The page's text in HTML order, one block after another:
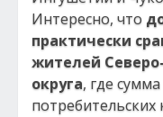
Интересно, что
практически
жителей
округа, где
потребительских